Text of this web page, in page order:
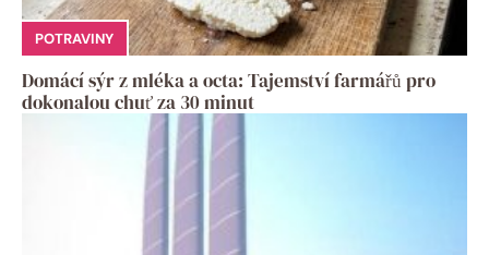
POTRAVINY
Domácí sýr z mléka a octa: Tajemství farmářů pro
dokonalou chuť za 30 minut